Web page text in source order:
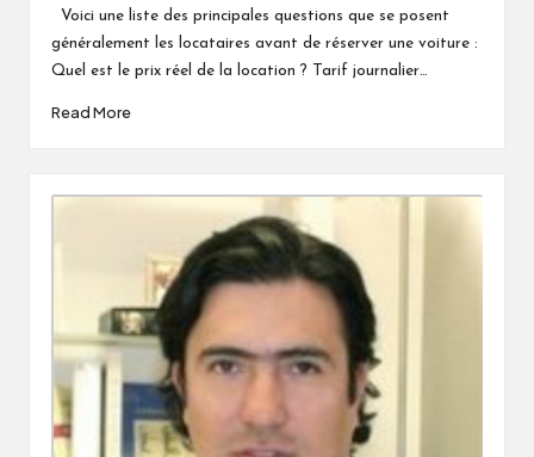
byVoici une liste des principales questions que se posent
généralement les locataires avant de réserver une voiture :
Quel est le prix réel de la location ? Tarif journalier…
Read More